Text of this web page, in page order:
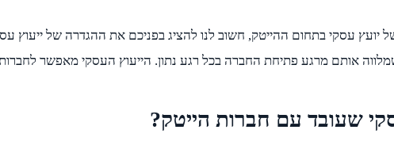
יועץ עסקי בתחום ההייטק, חשוב לנו להציג בפניכם את ההגדרה של
שמלווה אותם מרגע פתיחת החברה בכל רגע נתון. הייעוץ העסקי מאפשר
שעובד עם חברות הייטק?